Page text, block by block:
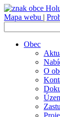
Mapa webu |
Obec
O